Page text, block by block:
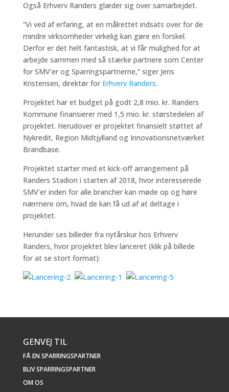
Også Erhverv Randers glæder sig over samarbejdet.
”Vi ved af erfaring, at en målrettet indsats over for de
mindre virksomheder virkelig kan gøre en forskel.
Derfor er det helt fantastisk, at vi får mulighed for at
arbejde sammen med så stærke partnere som Center
for SMV’er og Sparringspartnerne,” siger Jens
Kristensen, direktør for Erhverv Randers.
Projektet har et budget på godt 2,8 mio. kr. Randers
Kommune finansierer med 1,5 mio. kr. størstedelen af
projektet. Herudover er projektet finansielt støttet af
Nykredit, Region Midtjylland og Innovationsnetværket
Brandbase.
Projektet starter med et kick-off arrangement på
Randers Stadion i starten af 2018, hvor interesserede
SMV’er inden for alle brancher kan møde op og høre
nærmere om, hvad de kan få ud af at deltage i
projektet.
Herunder ses billeder fra nytårskur hos Erhverv
Randers, hvor projektet blev lanceret (klik på billede
for at se stort format):
GENVEJ TIL
FÅ EN SPARRINGSPARTNER
BLIV SPARRINGSPARTNER
OM OS